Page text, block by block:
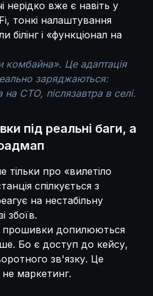
нерідко вже є навіть у
тонкі налаштування
білінг і «функціонал на
Це адаптація
заряджаються:
СТО, післязавтра в селі.
під реальні баги, а
тільки про «вилетіло
спілкується з
на нестабільну
збоїв.
прошивки допилюються
Бо є доступ до кейсу,
зв'язку. Це
маркетинг.